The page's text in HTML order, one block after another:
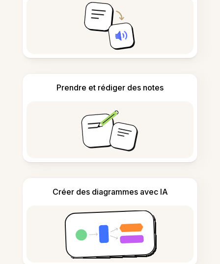
Prendre et rédiger des notes
Créer des diagrammes avec IA